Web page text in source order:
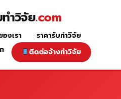
ำวิจัย.com
งเรา
ราคารับทำวิจัย
ติดต่อจ้างทำวิจัย